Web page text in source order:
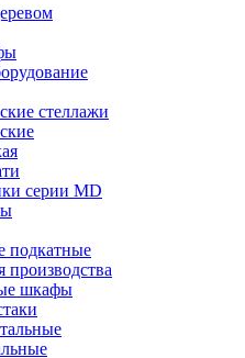
стеллажи
серии MD
подкатные
производства
шкафы